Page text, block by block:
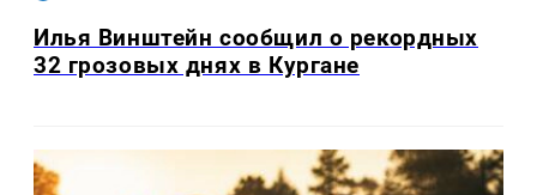
Илья Винштейн сообщил о рекордных
32 грозовых днях в Кургане